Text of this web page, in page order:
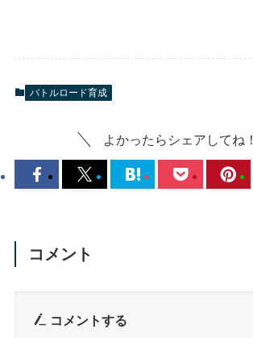
バトルロード育成
よかったらシェアしてね！
コメント
コメントする